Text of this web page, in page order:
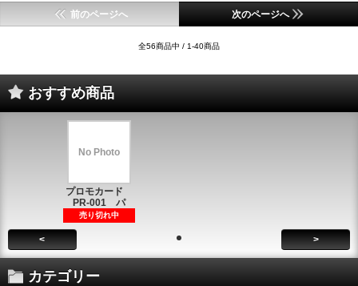
前のページへ 次のページへ
全56商品中 / 1-40商品
おすすめ商品
No Photo
プロモカード
PR-001 パ
売り切れ中
< >
カテゴリー